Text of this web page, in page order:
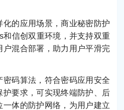
的应用场景，商业秘密防护
和信创双重环境，并支持双重
混合部署，助力用户平滑完
密码算法，符合密码应用安全
要求，可实现终端防护、后
体的防护网络，为用户建立